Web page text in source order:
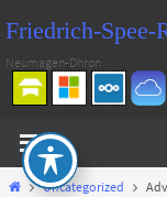
Inhalt
springen
Friedrich-Spee-
Neumagen-Dhron
StartUncategorized